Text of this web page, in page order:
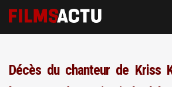
Décès du chanteur de Kriss